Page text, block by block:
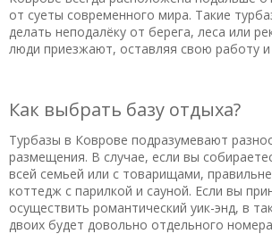
от суеты современного мира. Такие
делать неподалёку от берега, леса или
люди приезжают, оставляя свою работу и
Как выбрать базу отдыха?
Турбазы в Коврове подразумевают
размещения. В случае, если вы
всей семьей или с товарищами,
коттедж с парилкой и сауной. Если вы
осуществить романтический уик-энд, в
двоих будет довольно отдельного